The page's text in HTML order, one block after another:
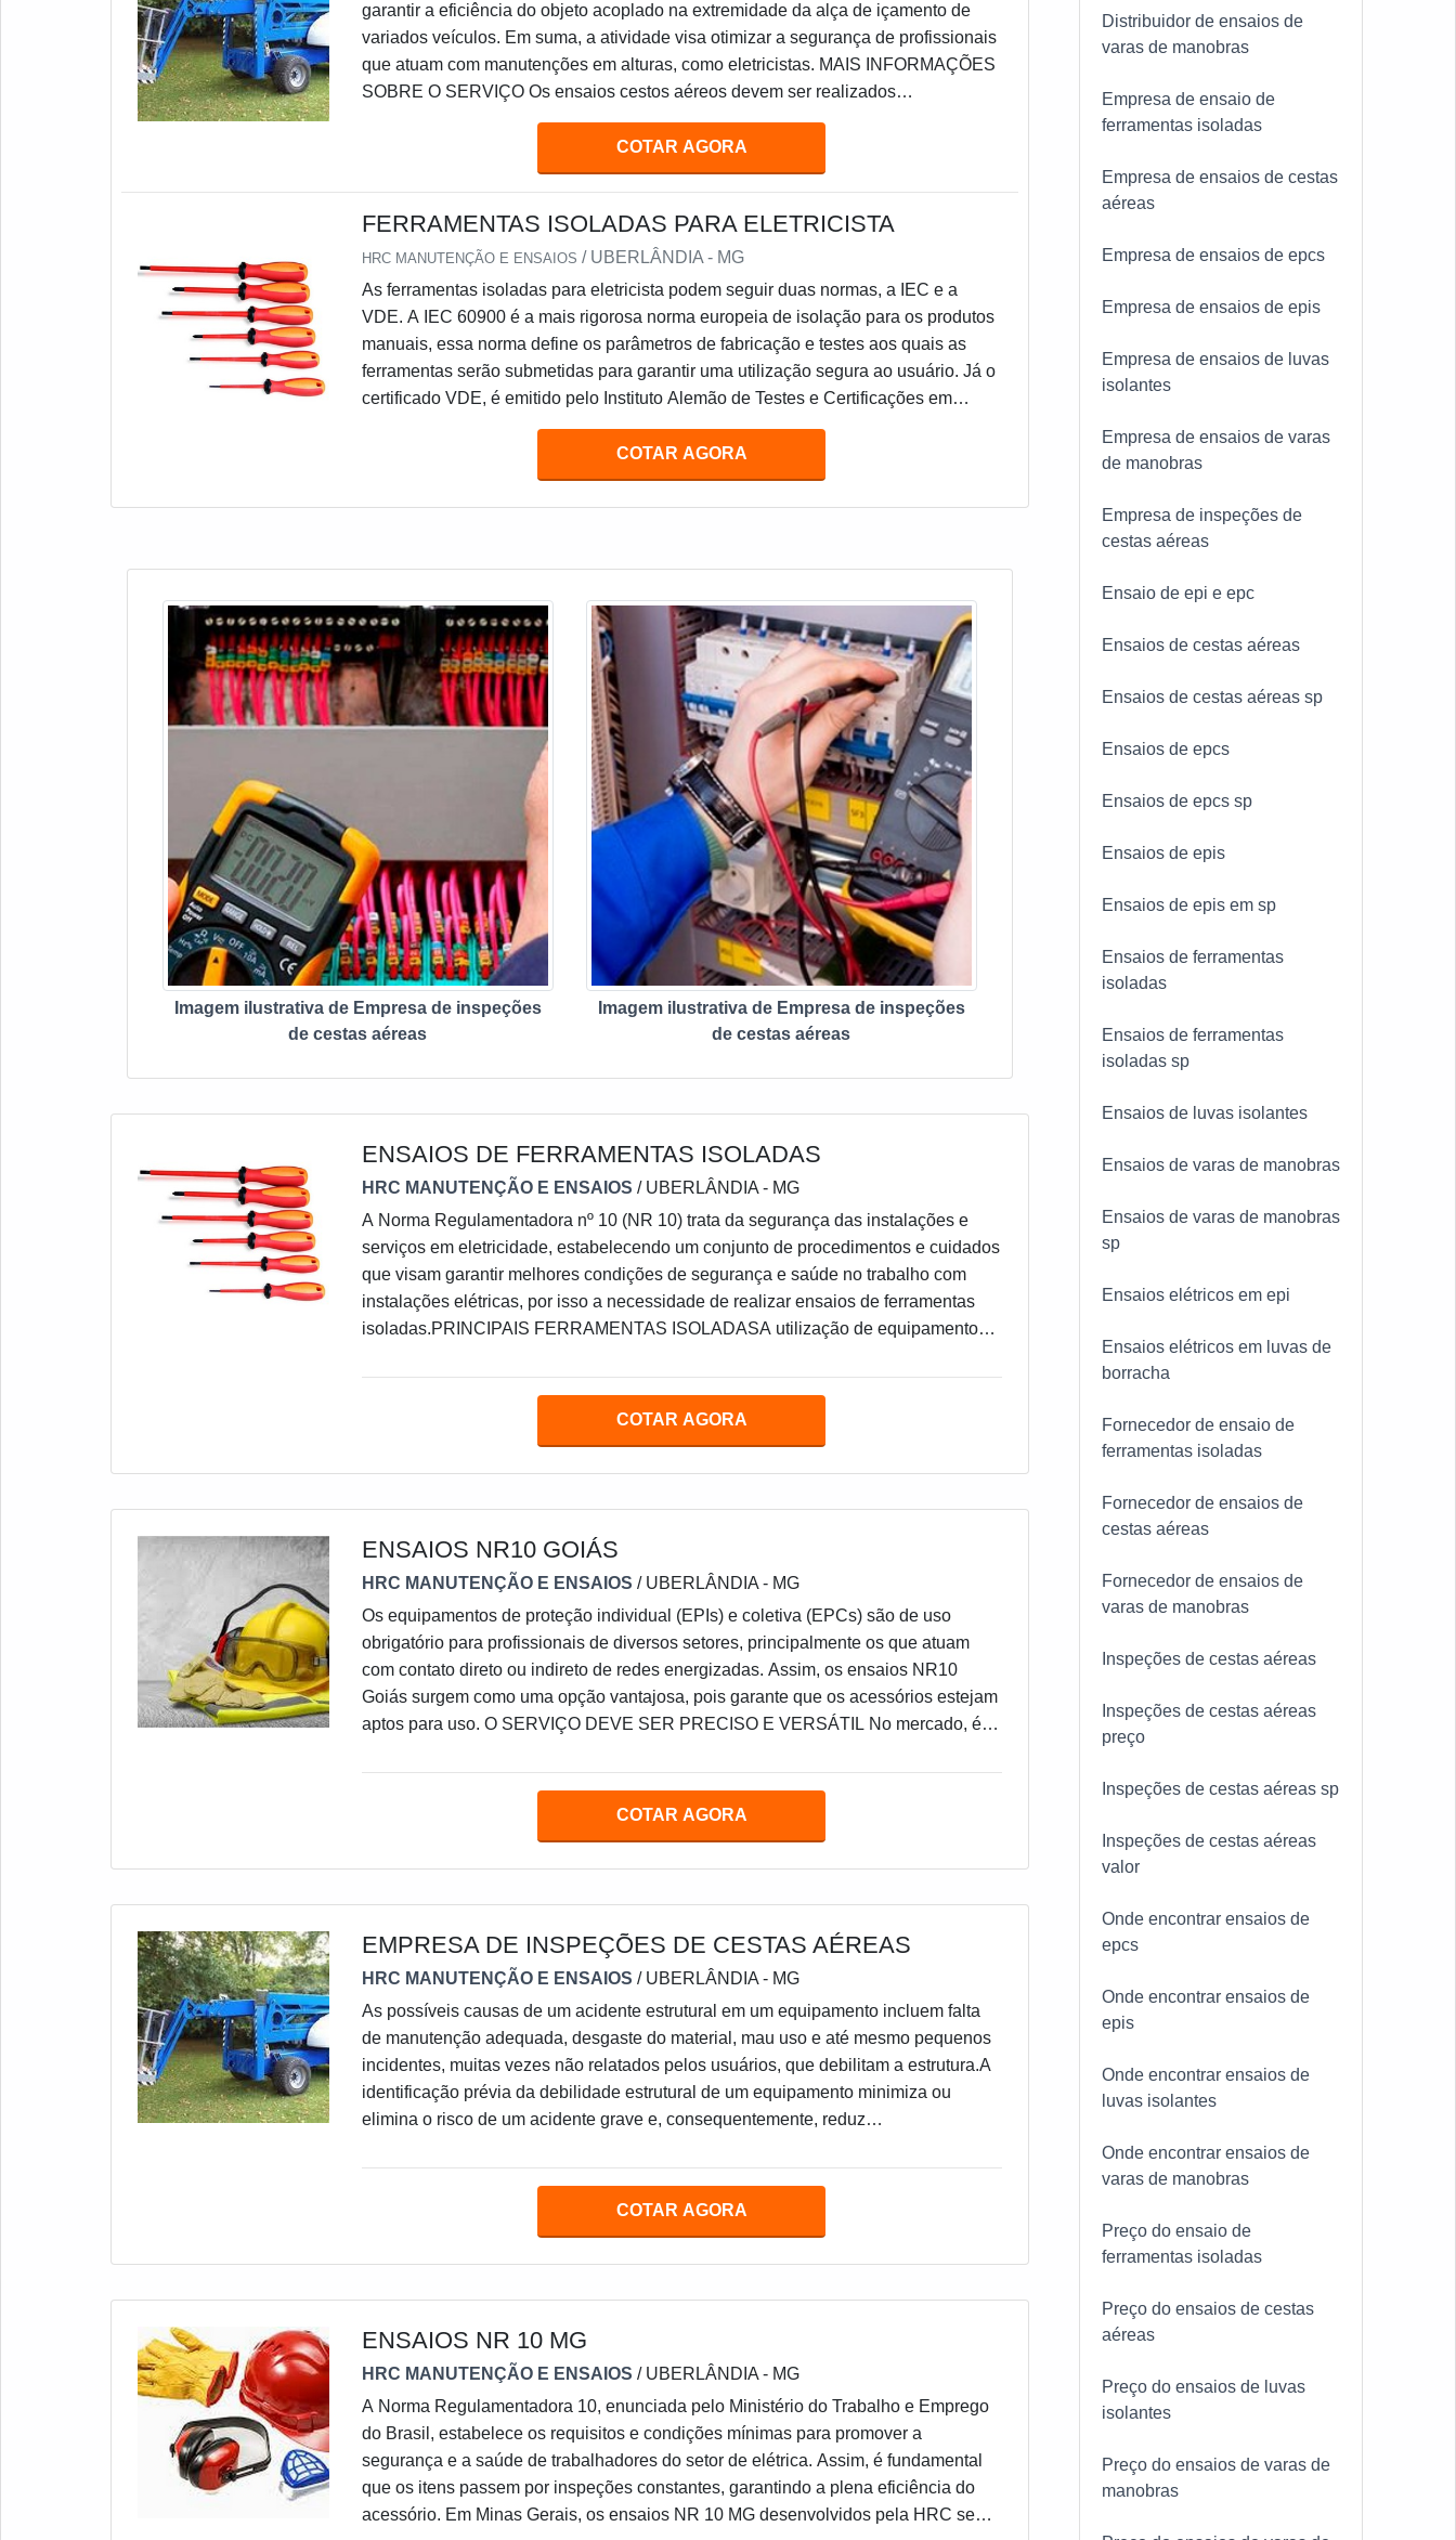
garantir a eficiência do objeto acoplado na extremidade da alça de içamento de
variados veículos. Em suma, a atividade visa otimizar a segurança de profissionais
que atuam com manutenções em alturas, como eletricistas. MAIS INFORMAÇÕES
SOBRE O SERVIÇO Os ensaios cestos aéreos devem ser realizados
periodicamente para averiguar a resistência dielétrica e identificar falhas nos
sistemas de isolamento da cabine. Entretanto,
COTAR AGORA
FERRAMENTAS ISOLADAS PARA ELETRICISTA
HRC MANUTENÇÃO E ENSAIOS / UBERLÂNDIA - MG
As ferramentas isoladas para eletricista podem seguir duas normas, a IEC e a
VDE. A IEC 60900 é a mais rigorosa norma europeia de isolação para os produtos
manuais, essa norma define os parâmetros de fabricação e testes aos quais as
ferramentas serão submetidas para garantir uma utilização segura ao usuário. Já o
certificado VDE, é emitido pelo Instituto Alemão de Testes e Certificações em
Elétrica e Eletrotécnica (Instituto VDE) e para obter o certificado VDE, as
COTAR AGORA
Imagem ilustrativa de Empresa de inspeções
de cestas aéreas
Imagem ilustrativa de Empresa de inspeções
de cestas aéreas
ENSAIOS DE FERRAMENTAS ISOLADAS
HRC MANUTENÇÃO E ENSAIOS / UBERLÂNDIA - MG
A Norma Regulamentadora nº 10 (NR 10) trata da segurança das instalações e
serviços em eletricidade, estabelecendo um conjunto de procedimentos e cuidados
que visam garantir melhores condições de segurança e saúde no trabalho com
instalações elétricas, por isso a necessidade de realizar ensaios de ferramentas
isoladas.PRINCIPAIS FERRAMENTAS ISOLADASA utilização de equipamentos
definidos pela NR 10, que também pro
COTAR AGORA
ENSAIOS NR10 GOIÁS
HRC MANUTENÇÃO E ENSAIOS / UBERLÂNDIA - MG
Os equipamentos de proteção individual (EPIs) e coletiva (EPCs) são de uso
obrigatório para profissionais de diversos setores, principalmente os que atuam
com contato direto ou indireto de redes energizadas. Assim, os ensaios NR10
Goiás surgem como uma opção vantajosa, pois garante que os acessórios estejam
aptos para uso. O SERVIÇO DEVE SER PRECISO E VERSÁTIL No mercado, é
exemplo, é possível proteger a região da ca
COTAR AGORA
EMPRESA DE INSPEÇÕES DE CESTAS AÉREAS
HRC MANUTENÇÃO E ENSAIOS / UBERLÂNDIA - MG
As possíveis causas de um acidente estrutural em um equipamento incluem falta
de manutenção adequada, desgaste do material, mau uso e até mesmo pequenos
incidentes, muitas vezes não relatados pelos usuários, que debilitam a estrutura.A
identificação prévia da debilidade estrutural de um equipamento minimiza ou
elimina o risco de um acidente grave e, consequentemente, reduz
gerado pelo colapso estrutural do equipamento
COTAR AGORA
ENSAIOS NR 10 MG
HRC MANUTENÇÃO E ENSAIOS / UBERLÂNDIA - MG
A Norma Regulamentadora 10, enunciada pelo Ministério do Trabalho e Emprego
do Brasil, estabelece os requisitos e condições mínimas para promover a
segurança e a saúde de trabalhadores do setor de elétrica. Assim, é fundamental
que os itens passem por inspeções constantes, garantindo a plena eficiência do
acessório. Em Minas Gerais, os ensaios NR 10 MG desenvolvidos pela HRC se
Distribuidor de ensaios de
varas de manobras
Empresa de ensaio de
ferramentas isoladas
Empresa de ensaios de cestas
aéreas
Empresa de ensaios de epcs
Empresa de ensaios de epis
Empresa de ensaios de luvas
isolantes
Empresa de ensaios de varas
de manobras
Empresa de inspeções de
cestas aéreas
Ensaio de epi e epc
Ensaios de cestas aéreas
Ensaios de cestas aéreas sp
Ensaios de epcs
Ensaios de epcs sp
Ensaios de epis
Ensaios de epis em sp
Ensaios de ferramentas
isoladas
Ensaios de ferramentas
isoladas sp
Ensaios de luvas isolantes
Ensaios de varas de manobras
Ensaios de varas de manobras
sp
Ensaios elétricos em epi
Ensaios elétricos em luvas de
borracha
Fornecedor de ensaio de
ferramentas isoladas
Fornecedor de ensaios de
cestas aéreas
Fornecedor de ensaios de
varas de manobras
Inspeções de cestas aéreas
Inspeções de cestas aéreas
preço
Inspeções de cestas aéreas sp
Inspeções de cestas aéreas
valor
Onde encontrar ensaios de
epcs
Onde encontrar ensaios de
epis
Onde encontrar ensaios de
luvas isolantes
Onde encontrar ensaios de
varas de manobras
Preço do ensaio de
ferramentas isoladas
Preço do ensaios de cestas
aéreas
Preço do ensaios de luvas
isolantes
Preço do ensaios de varas de
manobras